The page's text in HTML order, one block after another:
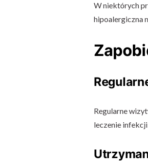
W niektórych
hipoalergiczna
Regularne
leczenie